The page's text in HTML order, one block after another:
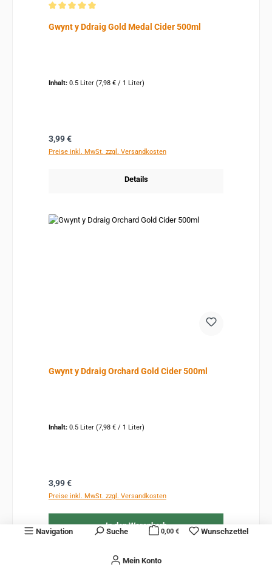
Navigation Suche Wunschzettel
Mein Konto
0,00 €
Gwynt y Ddraig Gold Medal Cider 500ml
Inhalt: 0.5 Liter (7,98 € / 1 Liter)
Regulärer Preis:
3,99 €
Preise inkl. MwSt. zzgl. Versandkosten
Details
Gwynt y Ddraig Orchard Gold Cider 500ml
Inhalt: 0.5 Liter (7,98 € / 1 Liter)
Regulärer Preis:
3,99 €
Preise inkl. MwSt. zzgl. Versandkosten
In den Warenkorb